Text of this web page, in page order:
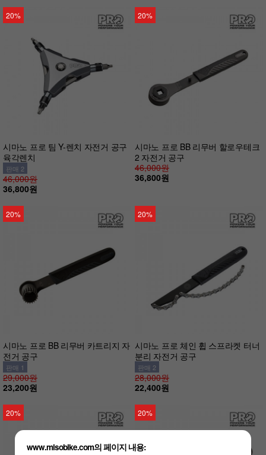
20%
시마노 프로 팀 Y-렌치 자전거 공구
육각렌치
판매 2
46,000원
36,800원
20%
시마노 프로 BB 리무버 할로우테크
2 자전거 공구
46,000원
36,800원
20%
시마노 프로 BB 리무버 카트리지 자
전거 공구
판매 1
29,000원
23,200원
20%
시마노 프로 체인 휩 스프라켓 터너
분리 자전거 공구
판매 2
28,000원
22,400원
20% 20%
www.misobike.com의 페이지 내용: